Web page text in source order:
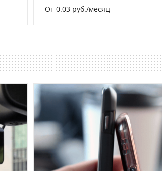
От 0.03 руб./месяц